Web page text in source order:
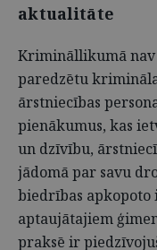
aktualitāte
Krimināllikumā nav
paredzētu
ārstniecības
pienākumus, kas
un dzīvību,
jādomā par savu
biedrības apkopoto
aptaujātajiem
praksē ir